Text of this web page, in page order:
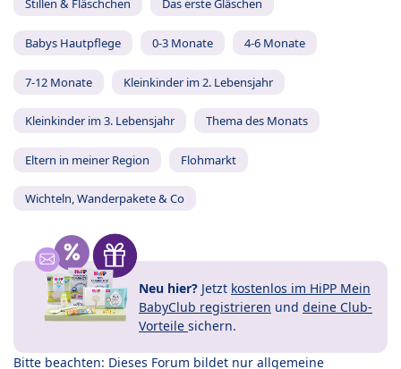
Stillen & Fläschchen Das erste Gläschen
Babys Hautpflege 0-3 Monate 4-6 Monate
7-12 Monate Kleinkinder im 2. Lebensjahr
Kleinkinder im 3. Lebensjahr Thema des Monats
Eltern in meiner Region Flohmarkt
Wichteln, Wanderpakete & Co
Neu hier? Jetzt kostenlos im HiPP Mein
BabyClub registrieren und deine Club-
Vorteile sichern.
Bitte beachten: Dieses Forum bildet nur allgemeine